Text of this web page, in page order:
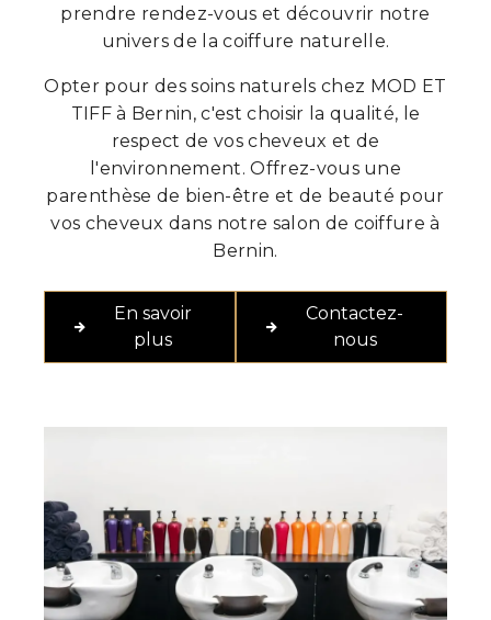
prendre rendez-vous et découvrir notre
univers de la coiffure naturelle.
Opter pour des soins naturels chez MOD ET
TIFF à Bernin, c'est choisir la qualité, le
respect de vos cheveux et de
l'environnement. Offrez-vous une
parenthèse de bien-être et de beauté pour
vos cheveux dans notre salon de coiffure à
Bernin.
En savoir
plus
Contactez-
nous